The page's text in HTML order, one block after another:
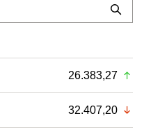
26.383,27
32.407,20